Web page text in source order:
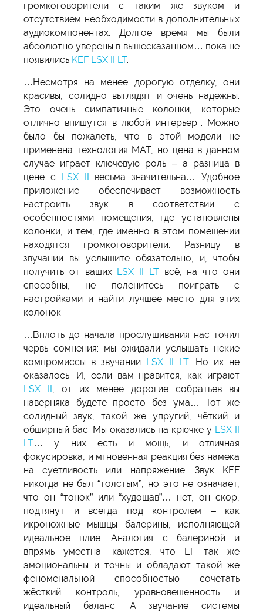
громкоговорители с таким же звуком и
отсутствием необходимости в дополнительных
аудиокомпонентах. Долгое время мы были
абсолютно уверены в вышесказанном… пока не
появились KEF LSX II LT.
…Несмотря на менее дорогую отделку, они
красивы, солидно выглядят и очень надёжны.
Это очень симпатичные колонки, которые
отлично впишутся в любой интерьер... Можно
было бы пожалеть, что в этой модели не
применена технология MAT, но цена в данном
случае играет ключевую роль – а разница в
цене с LSX II весьма значительна… Удобное
приложение обеспечивает возможность
настроить звук в соответствии с
особенностями помещения, где установлены
колонки, и тем, где именно в этом помещении
находятся громкоговорители. Разницу в
звучании вы услышите обязательно, и, чтобы
получить от ваших LSX II LTвсё, на что они
способны, не поленитесь поиграть с
настройками и найти лучшее место для этих
колонок.
…Вплоть до начала прослушивания нас точил
червь сомнения: мы ожидали услышать некие
компромиссы в звучании LSX II LT. Но их не
оказалось. И, если вам нравится, как играют
LSX II, от их менее дорогие собратьев вы
наверняка будете просто без ума… Тот же
солидный звук, такой же упругий, чёткий и
обширный бас. Мы оказались на крючке у LSX II
LT… у них есть и мощь, и отличная
фокусировка, и мгновенная реакция без намёка
на суетливость или напряжение. Звук KEF
никогда не был “толстым”, но это не означает,
что он “тонок” или “худощав”… нет, он скор,
подтянут и всегда под контролем – как
икроножные мышцы балерины, исполняющей
идеальное плие. Аналогия с балериной и
впрямь уместна: кажется, что LT так же
эмоциональны и точны и обладают такой же
феноменальной способностью сочетать
жёсткий контроль, уравновешенность и
идеальный баланс. А звучание системы